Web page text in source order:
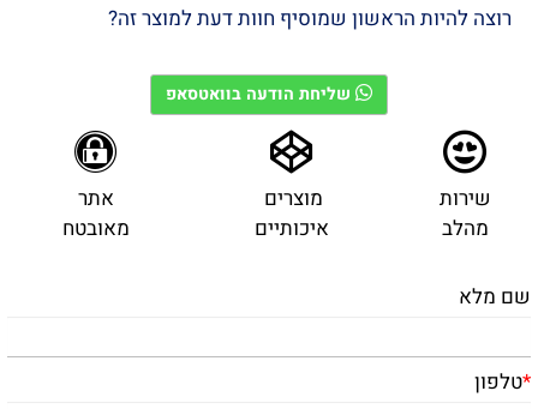
רוצה להיות הראשון שמוסיף חוות דעת למוצר זה?
שליחת הודעה בוואטסאפ
שירות
מהלב
מוצרים
איכותיים
אתר
מאובטח
שם מלא
*טלפון